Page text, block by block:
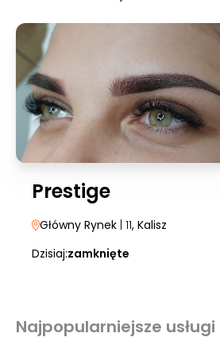
Prestige
Główny Rynek | 11, Kalisz
Dzisiaj:zamknięte
Najpopularniejsze usługi